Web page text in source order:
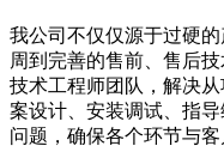
我公司不仅仅源于过硬
周到完善的售前、售后
技术工程师团队，解决
案设计、安装调试、指
问题，确保各个环节与